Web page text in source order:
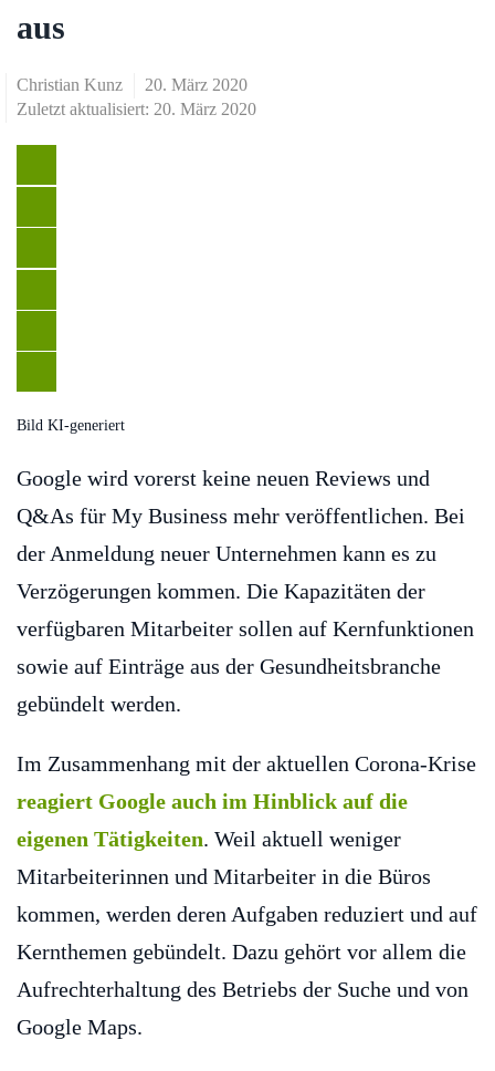
aus
Christian Kunz
20. März 2020
Zuletzt aktualisiert: 20. März 2020
Bild KI-generiert
Google wird vorerst keine neuen Reviews und
Q&As für My Business mehr veröffentlichen. Bei
der Anmeldung neuer Unternehmen kann es zu
Verzögerungen kommen. Die Kapazitäten der
verfügbaren Mitarbeiter sollen auf Kernfunktionen
sowie auf Einträge aus der Gesundheitsbranche
gebündelt werden.
Im Zusammenhang mit der aktuellen Corona-Krise
reagiert Google auch im Hinblick auf die
eigenen Tätigkeiten. Weil aktuell weniger
Mitarbeiterinnen und Mitarbeiter in die Büros
kommen, werden deren Aufgaben reduziert und auf
Kernthemen gebündelt. Dazu gehört vor allem die
Aufrechterhaltung des Betriebs der Suche und von
Google Maps.